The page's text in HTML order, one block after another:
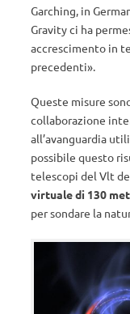
Garching, in
Gravity ci ha
accrescimento in
precedenti».
Queste misure
collaborazione
all’avanguardia
possibile questo
telescopi del Vlt
virtuale di 130
per sondare la